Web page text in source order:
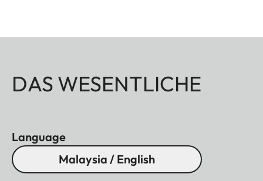
DAS WESENTLICHE
Language
Malaysia / English